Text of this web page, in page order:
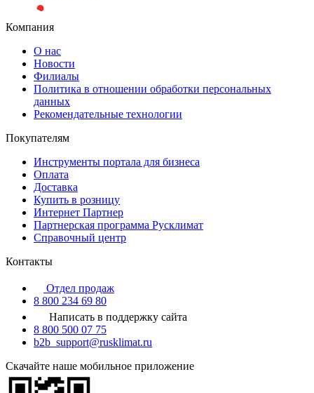
Компания
О нас
Новости
Филиалы
Политика в отношении обработки персональных
данных
Рекомендательные технологии
Покупателям
Инструменты портала для бизнеса
Оплата
Доставка
Купить в розницу
Интернет Партнер
Партнерская программа Русклимат
Справочный центр
Контакты
Отдел продаж
8 800 234 69 80
Написать в поддержку сайта
8 800 500 07 75
b2b_support@rusklimat.ru
Скачайте наше мобильное приложение